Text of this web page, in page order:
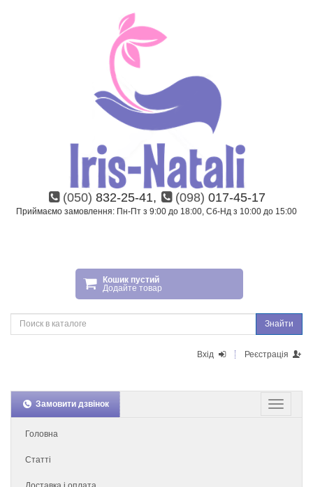
(050) 832-25-41, (098) 017-45-17
Приймаємо замовлення: Пн-Пт з 9:00 до 18:00, Сб-Нд з 10:00 до 15:00
Кошик пустий
Додайте товар
Знайти
Вхід Реєстрація
Замовити дзвінок
Головна
Статті